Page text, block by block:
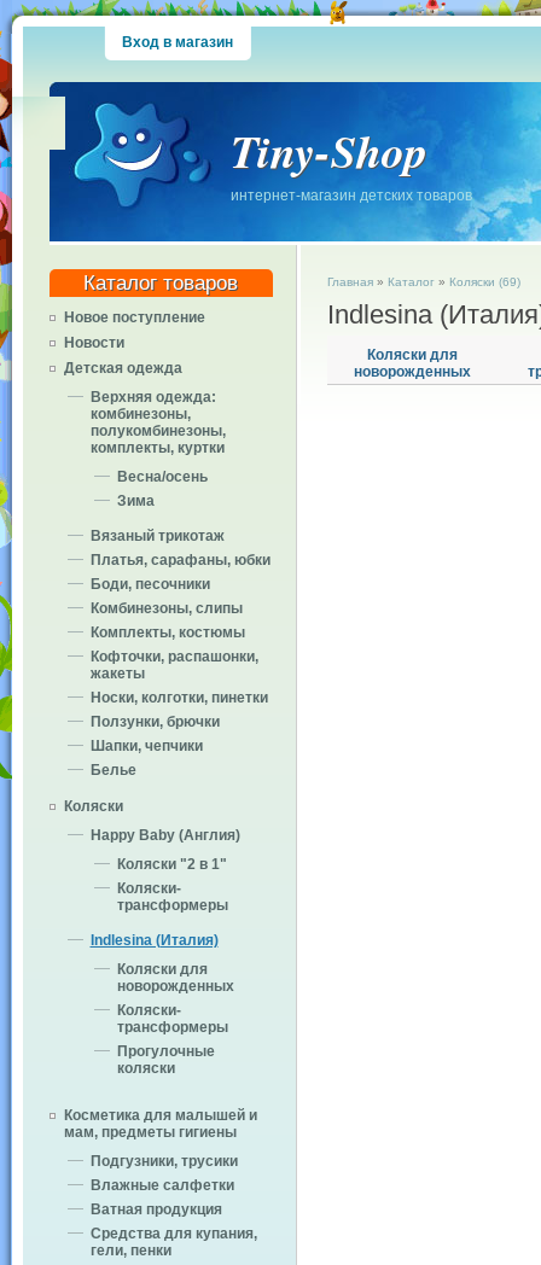
Вход в магазин
Tiny-Shop
интернет-магазин детских товаров
Каталог товаров
Новое поступление
Новости
Детская одежда
Верхняя одежда:
комбинезоны,
полукомбинезоны,
комплекты, куртки
Весна/осень
Зима
Вязаный трикотаж
Платья, сарафаны, юбки
Боди, песочники
Комбинезоны, слипы
Комплекты, костюмы
Кофточки, распашонки,
жакеты
Носки, колготки, пинетки
Ползунки, брючки
Шапки, чепчики
Белье
Коляски
Happy Baby (Англия)
Коляски "2 в 1"
Коляски-
трансформеры
Indlesina (Италия)
Коляски для
новорожденных
Коляски-
трансформеры
Прогулочные
коляски
Косметика для малышей и
мам, предметы гигиены
Подгузники, трусики
Влажные салфетки
Ватная продукция
Средства для купания,
гели, пенки
Главная» Каталог» Коляски (69)
Indlesina
Коляски для
новорожденных